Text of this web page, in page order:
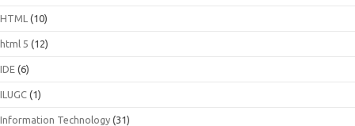
HTML (10)
html 5 (12)
IDE (6)
ILUGC (1)
Information Technology (31)